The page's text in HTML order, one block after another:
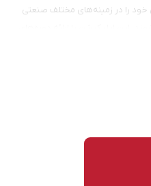
خود را در زمینه‌های مختلف صنعتی
شناخته می‌شود. این
نیز در اختیار کاربران قرار